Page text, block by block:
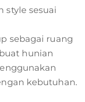
style sesuai
sebagai ruang
hunian
kebutuhan.